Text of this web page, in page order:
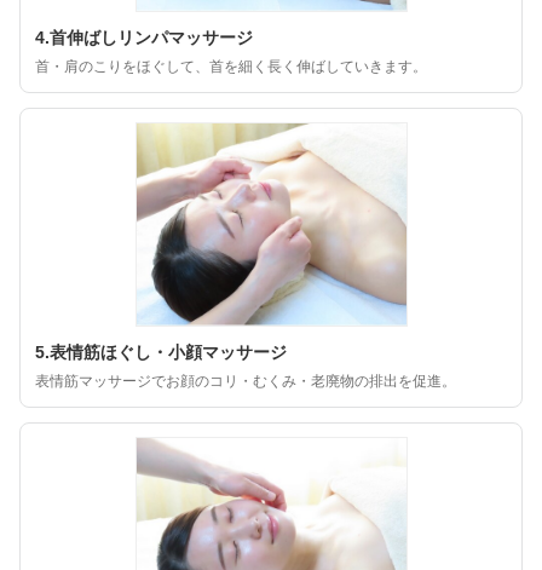
4.首伸ばしリンパマッサージ
首・肩のこりをほぐして、首を細く長く伸ばしていきます。
5.表情筋ほぐし・小顔マッサージ
表情筋マッサージでお顔のコリ・むくみ・老廃物の排出を促進。